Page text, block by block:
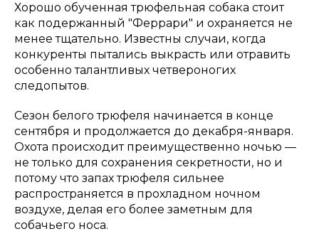
Хорошо обученная трюфельная собака стоит
как подержанный "Феррари" и охраняется не
менее тщательно. Известны случаи, когда
конкуренты пытались выкрасть или отравить
особенно талантливых четвероногих
следопытов.
Сезон белого трюфеля начинается в конце
сентября и продолжается до декабря-января.
Охота происходит преимущественно ночью —
не только для сохранения секретности, но и
потому что запах трюфеля сильнее
распространяется в прохладном ночном
воздухе, делая его более заметным для
собачьего носа.